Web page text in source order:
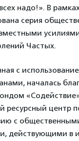
надо!». В
серия
Частых.
с
началась
ресурсный центр
с
действующими в